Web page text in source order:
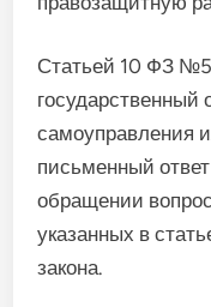
Статьей 10 ФЗ
государственный
самоуправления
письменный
обращении
указанных в
закона.